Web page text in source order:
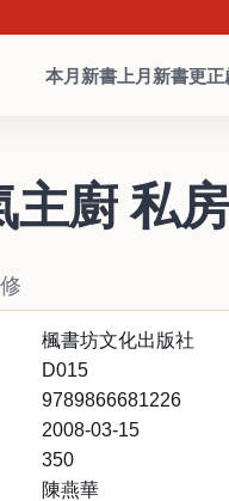
本月新書 上月新書更正
主廚 私
楓書坊文化出版社
D015
9789866681226
2008-03-15
350
陳燕華